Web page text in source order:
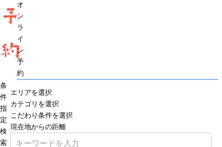
予
約
オ
ン
ラ
イ
ン
予
約
条
件
指
定
検
索
エリアを選択
カテゴリを選択
こだわり条件を選択
現在地からの距離